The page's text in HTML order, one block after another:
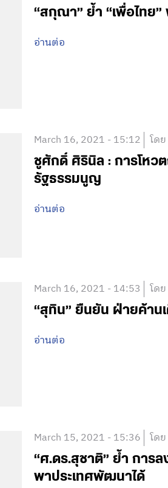
“สกุณา” ย้ำ “เพื่อไทย”
อ่านต่อ
March 16, 2021 - 15:12 โด
ชูศักดิ์ ศิรินิล : การโหว
รัฐธรรมนูญ
อ่านต่อ
March 16, 2021 - 14:53 โด
“สุทิน” ยืนยัน ฝ่ายค้าน
อ่านต่อ
March 15, 2021 - 15:36 โด
“ศ.ดร.สุชาติ” ย้ำ การล
พาประเทศพัฒนาได้